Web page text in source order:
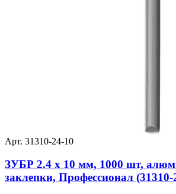
Арт. 31310-24-10
ЗУБР 2.4 x 10 мм, 1000 шт,
заклепки, Профессионал (31310-